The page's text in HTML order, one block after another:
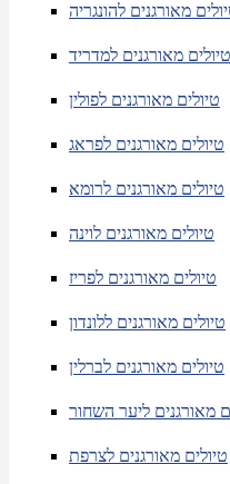
מאורגנים להונגריה
טיולים מאורגנים למדריד
טיולים מאורגנים לפולין
טיולים מאורגנים לפראג
טיולים מאורגנים לרומא
טיולים מאורגנים לוינה
טיולים מאורגנים לפריז
טיולים מאורגנים ללונדון
טיולים מאורגנים לברלין
מאורגנים ליער השחור
טיולים מאורגנים לצרפת